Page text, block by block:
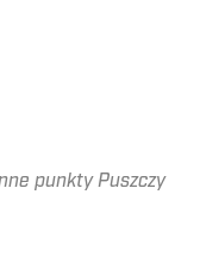
punkty Puszczy